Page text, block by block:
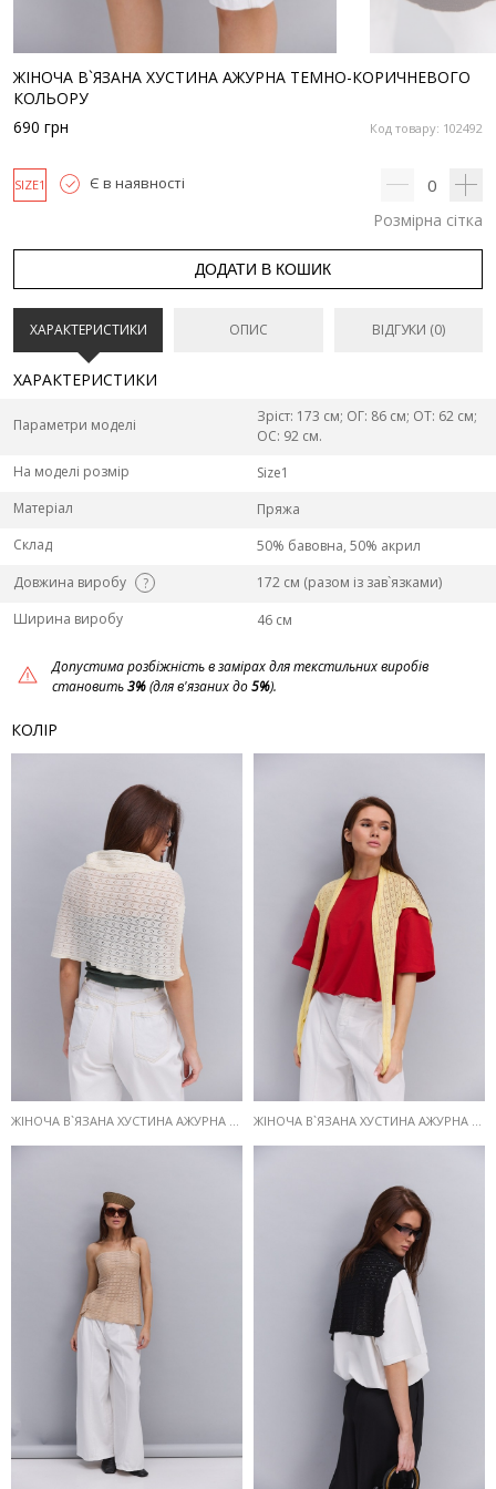
ЖІНОЧА В`ЯЗАНА ХУСТИНА АЖУРНА ТЕМНО-КОРИЧНЕВОГО
КОЛЬОРУ
Код товару: 102492
690 грн
SIZE1 Є в наявності 0
Розмірна сітка
ДОДАТИ В КОШИК
ХАРАКТЕРИСТИКИ ОПИС ВІДГУКИ (0)
ХАРАКТЕРИСТИКИ
Параметри моделі
Зріст: 173 см; ОГ: 86 см; ОТ: 62 см;
ОС: 92 см.
На моделі розмір
Size1
Матеріал
Пряжа
Склад
50% бавовна, 50% акрил
Довжина виробу
?
172 см (разом із зав`язками)
Ширина виробу
46 см
Допустима розбіжність в замірах для текстильних виробів
становить3%(для в'язаних до5%).
КОЛІР
ЖІНОЧА В`ЯЗАНА ХУСТИНА АЖУРНА КОЛЬОРУ АЙВОРІ ЖІНОЧА В`ЯЗАНА ХУСТИНА АЖУРНА ЛИМОННОГО КОЛЬОРУ